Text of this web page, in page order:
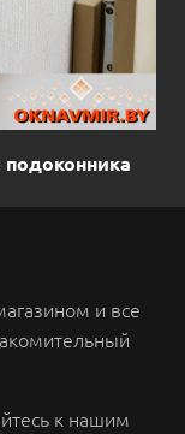
и все
к нашим